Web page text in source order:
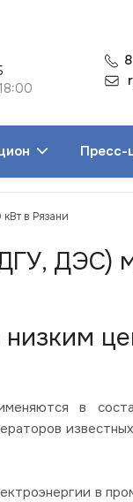
Пресс-
в Рязани
в
в